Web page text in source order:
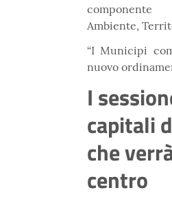
componente
Ambiente,
“I Municipi
nuovo
I
capitali
che
centro